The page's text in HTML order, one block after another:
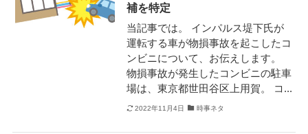
補を特定
当記事では。 インパルス堤下氏が
運転する車が物損事故を起こしたコ
ンビニについて、お伝えします。
物損事故が発生したコンビニの駐車
場は、東京都世田谷区上用賀。 コ...
2022年11月4日 時事ネタ